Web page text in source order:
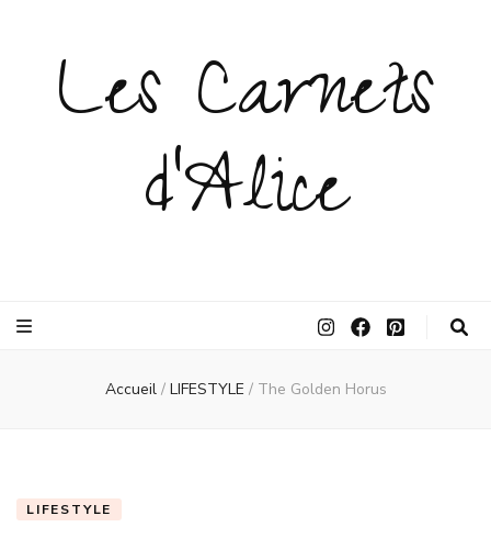
Les Carnets
d'Alice
Accueil / LIFESTYLE / The Golden Horus
LIFESTYLE